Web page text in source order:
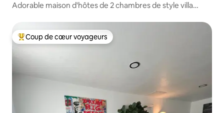
Adorable maison d'hôtes de 2 chambres de style villa
Coups de cœur voyageurs les plus appréciés
Coup de cœur voyageurs